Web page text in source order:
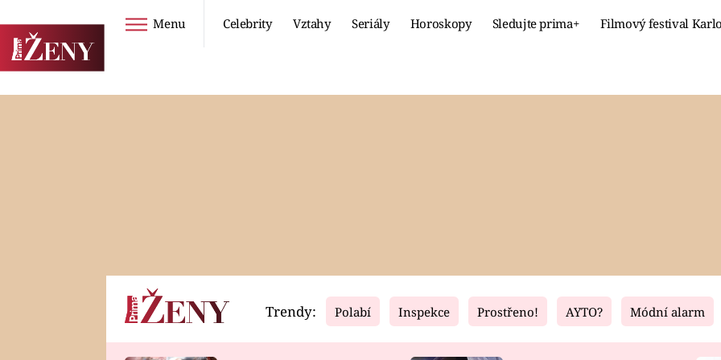
Menu Celebrity Vztahy Seriály Horoskopy Sledujte prima+ Filmový festival
Horoskopy Video Fresh Living
Trendy: Polabí Inspekce Prostřeno! AYTO? Módní alarm